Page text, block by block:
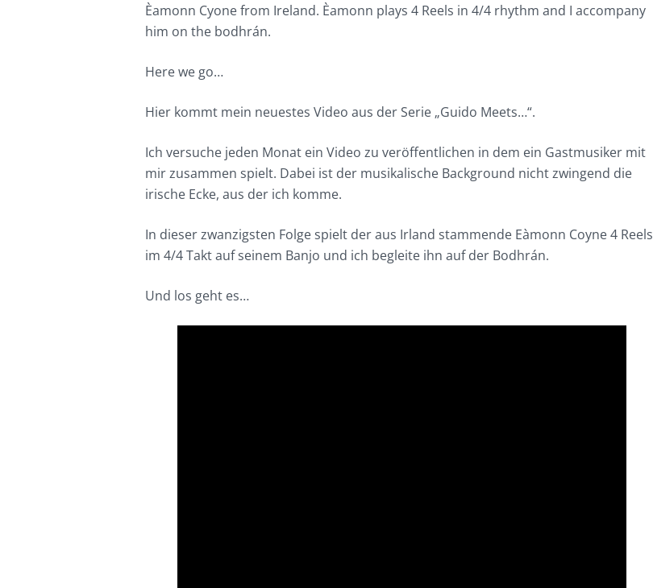
Èamonn Cyone from Ireland. Èamonn plays 4 Reels in 4/4 rhythm and I accompany
him on the bodhrán.
Here we go…
Hier kommt mein neuestes Video aus der Serie „Guido Meets…“.
Ich versuche jeden Monat ein Video zu veröffentlichen in dem ein Gastmusiker mit
mir zusammen spielt. Dabei ist der musikalische Background nicht zwingend die
irische Ecke, aus der ich komme.
In dieser zwanzigsten Folge spielt der aus Irland stammende Eàmonn Coyne 4 Reels
im 4/4 Takt auf seinem Banjo und ich begleite ihn auf der Bodhrán.
Und los geht es…